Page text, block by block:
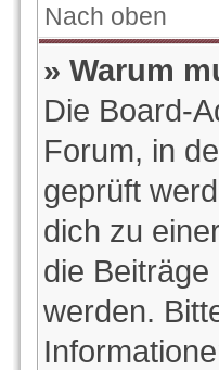
Nach oben
» Warum
Die Board-
Forum, in
geprüft
dich zu
die
werden.